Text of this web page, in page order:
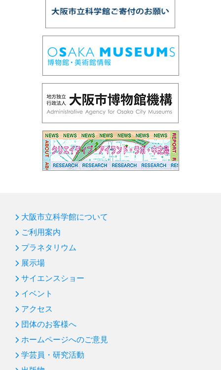
大阪市立科学館について
ご利用案内
プラネタリウム
展示場
サイエンスショー
イベント
アクセス
団体のお客様へ
ホームページへのご意見
学芸員・研究活動